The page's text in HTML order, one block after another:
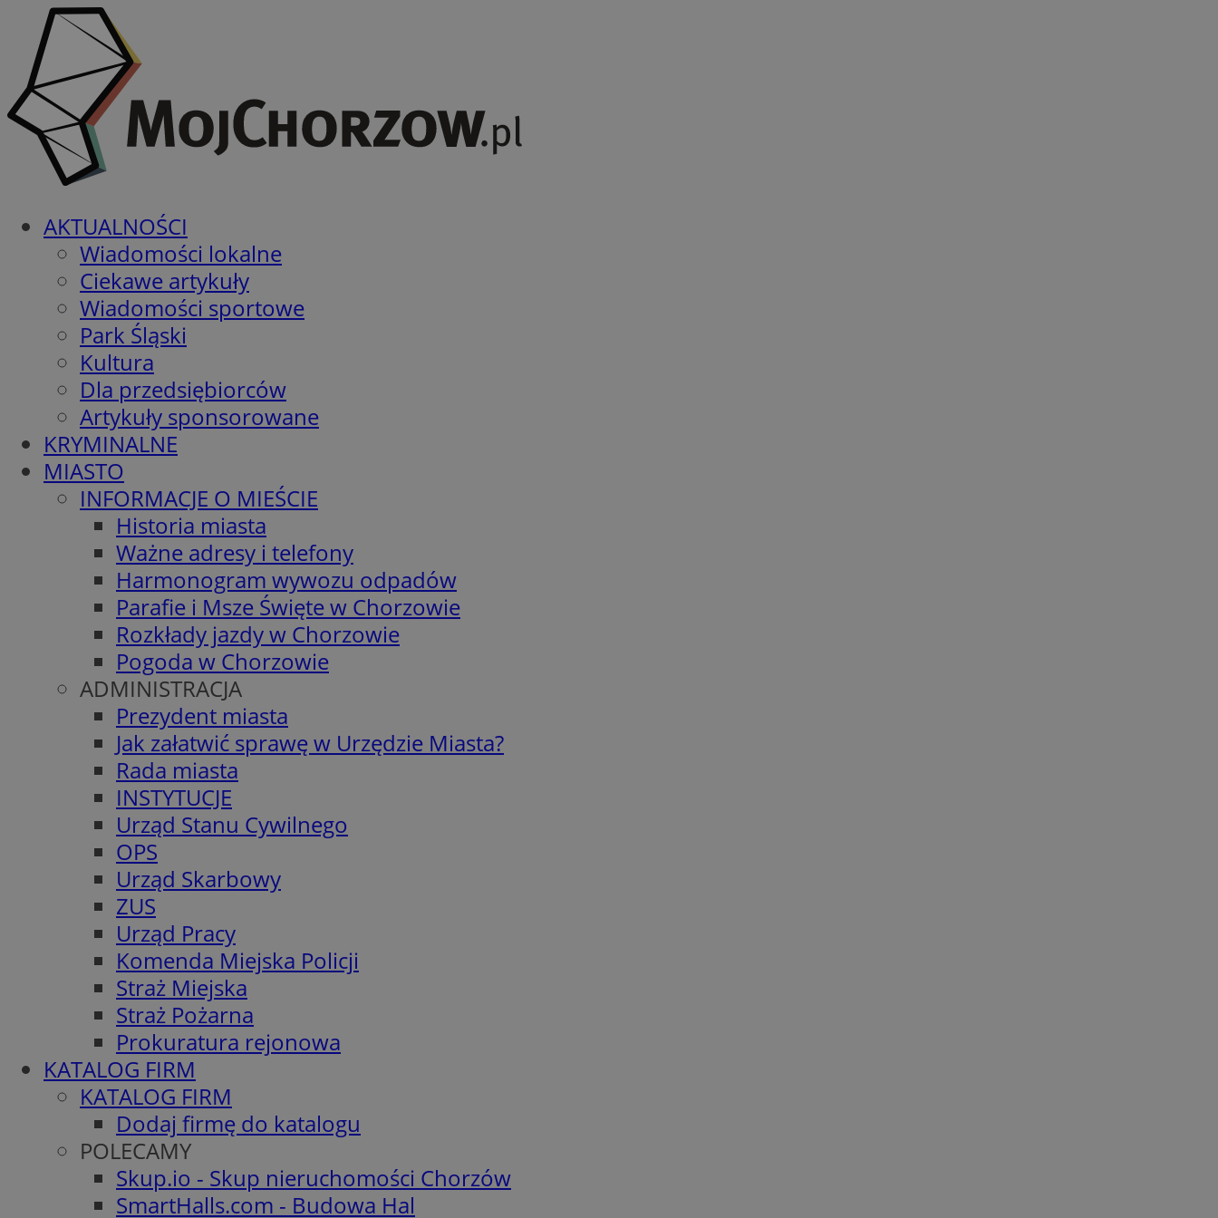
AKTUALNOŚCI
Wiadomości lokalne
Ciekawe artykuły
Wiadomości sportowe
Park Śląski
Kultura
Dla przedsiębiorców
Artykuły sponsorowane
KRYMINALNE
MIASTO
INFORMACJE O MIEŚCIE
Historia miasta
Ważne adresy i telefony
Harmonogram wywozu odpadów
Parafie i Msze Święte w Chorzowie
Rozkłady jazdy w Chorzowie
Pogoda w Chorzowie
ADMINISTRACJA
Prezydent miasta
Jak załatwić sprawę w Urzędzie Miasta?
Rada miasta
INSTYTUCJE
Urząd Stanu Cywilnego
OPS
Urząd Skarbowy
ZUS
Urząd Pracy
Komenda Miejska Policji
Straż Miejska
Straż Pożarna
Prokuratura rejonowa
KATALOG FIRM
KATALOG FIRM
Dodaj firmę do katalogu
POLECAMY
Skup.io - Skup nieruchomości Chorzów
SmartHalls.com - Budowa Hal